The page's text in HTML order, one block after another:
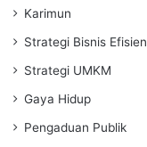
Karimun
Strategi Bisnis Efisien
Strategi UMKM
Gaya Hidup
Pengaduan Publik